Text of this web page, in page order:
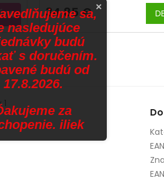
34,85 €
EAN
×
sa,
nasledujúce
budú
s doručením.
budú od
17.8.2026.
za
iliek